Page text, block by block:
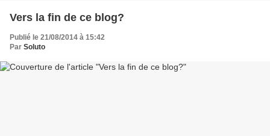
Vers la fin de ce blog?
Publié le 21/08/2014 à 15:42
Par Soluto